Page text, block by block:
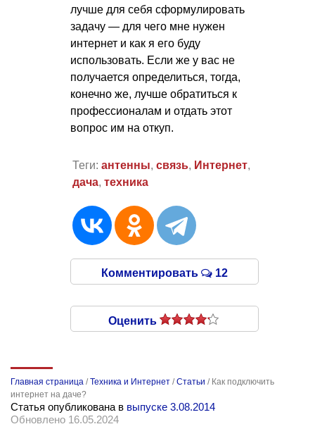
лучше для себя сформулировать
задачу — для чего мне нужен
интернет и как я его буду
использовать. Если же у вас не
получается определиться, тогда,
конечно же, лучше обратиться к
профессионалам и отдать этот
вопрос им на откуп.
Теги: антенны, связь, Интернет,
дача, техника
Комментировать 12
Оценить
Главная страница /Техника и Интернет /Статьи / Как подключить
интернет на даче?
Статья опубликована в выпуске 3.08.2014
Обновлено 16.05.2024